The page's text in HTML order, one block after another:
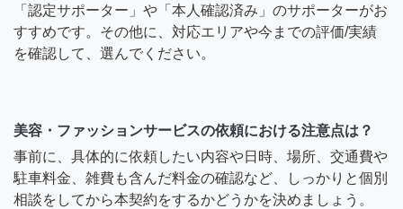
「認定サポーター」や「本人確認済み」のサポーターがお
すすめです。その他に、対応エリアや今までの評価/実績
を確認して、選んでください。
美容・ファッションサービスの依頼における注意点は？
事前に、具体的に依頼したい内容や日時、場所、交通費や
駐車料金、雑費も含んだ料金の確認など、しっかりと個別
相談をしてから本契約をするかどうかを決めましょう。